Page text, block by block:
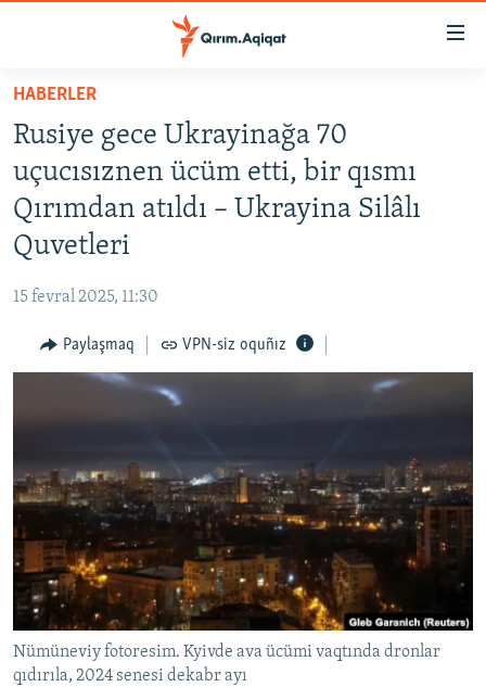
Esas
qaytmaq
Baş
navigatsiyağa
qaytmaq
Qıdıruvğa
SİYASET
İQTİSADİYAT
CEMİYET
İNSAN AQLARI
VİDEO
BLOGLAR
FİKİR
Русский
Українською
QOŞULIÑIZ!
HABERLER
Rusiye gece Ukrayinağa 70
uçucısıznen ücüm etti, bir qısmı
Qırımdan atıldı – Ukrayina Silâlı
Quvetleri
15 fevral 2025, 11:30
Paylaşmaq VPN-siz oquñız
Nümüneviy fotoresim. Kyivde ava ücümi vaqtında dronlar
qıdırıla, 2024 senesi dekabr ayı